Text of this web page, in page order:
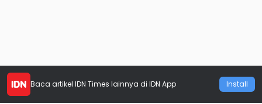
Baca artikel IDN Times lainnya di IDN App Install